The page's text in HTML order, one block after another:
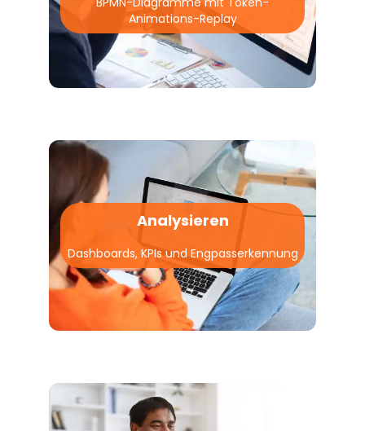
Animations-Replay
Analysieren
Dashboards, KPIs und Engpasserkennung